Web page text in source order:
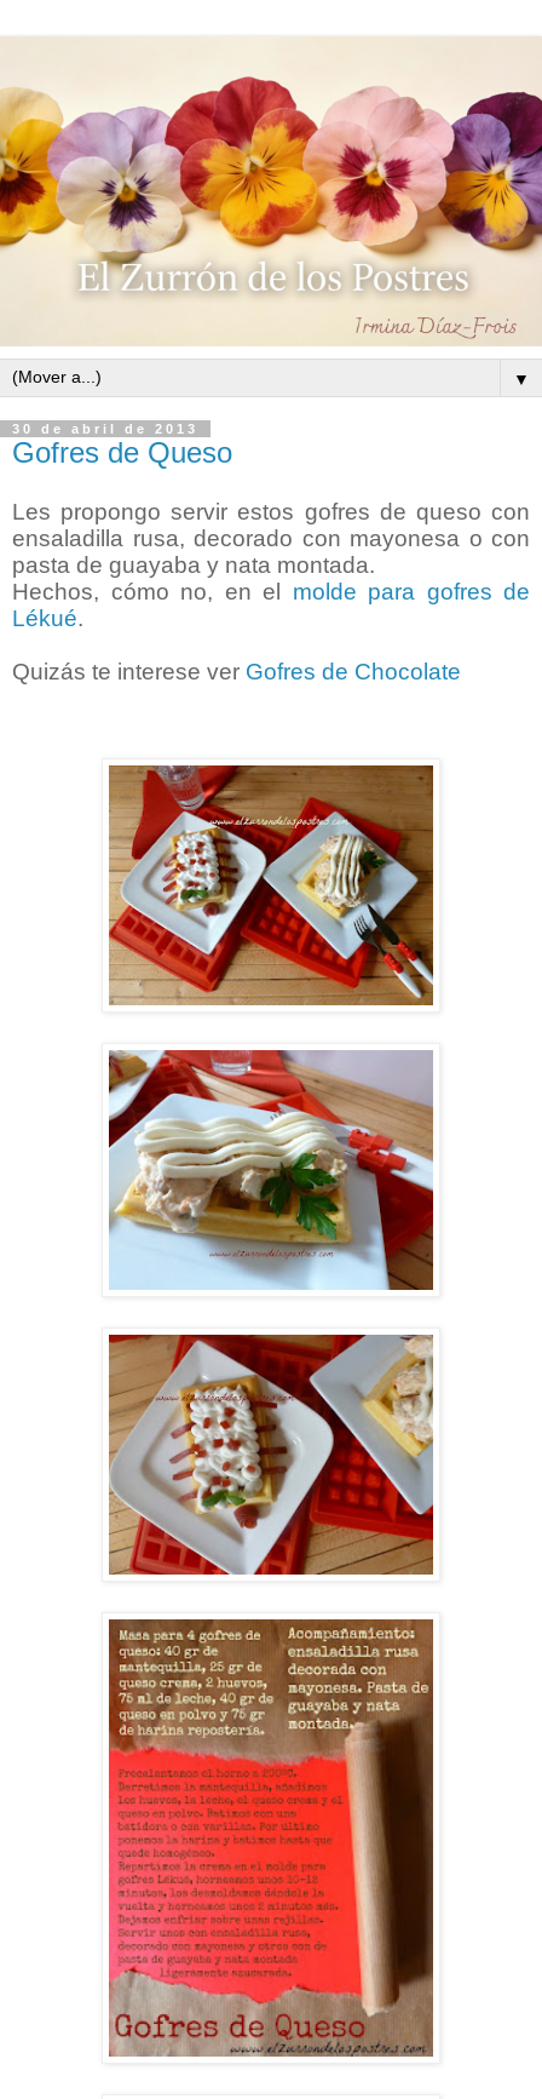
▼
30 de abril de 2013
Gofres de Queso
Les propongo servir estos gofres de queso con
ensaladilla rusa, decorado con mayonesa o con
pasta de guayaba y nata montada.
Hechos, cómo no, en el molde para gofres de
Lékué.
Quizás te interese ver Gofres de Chocolate